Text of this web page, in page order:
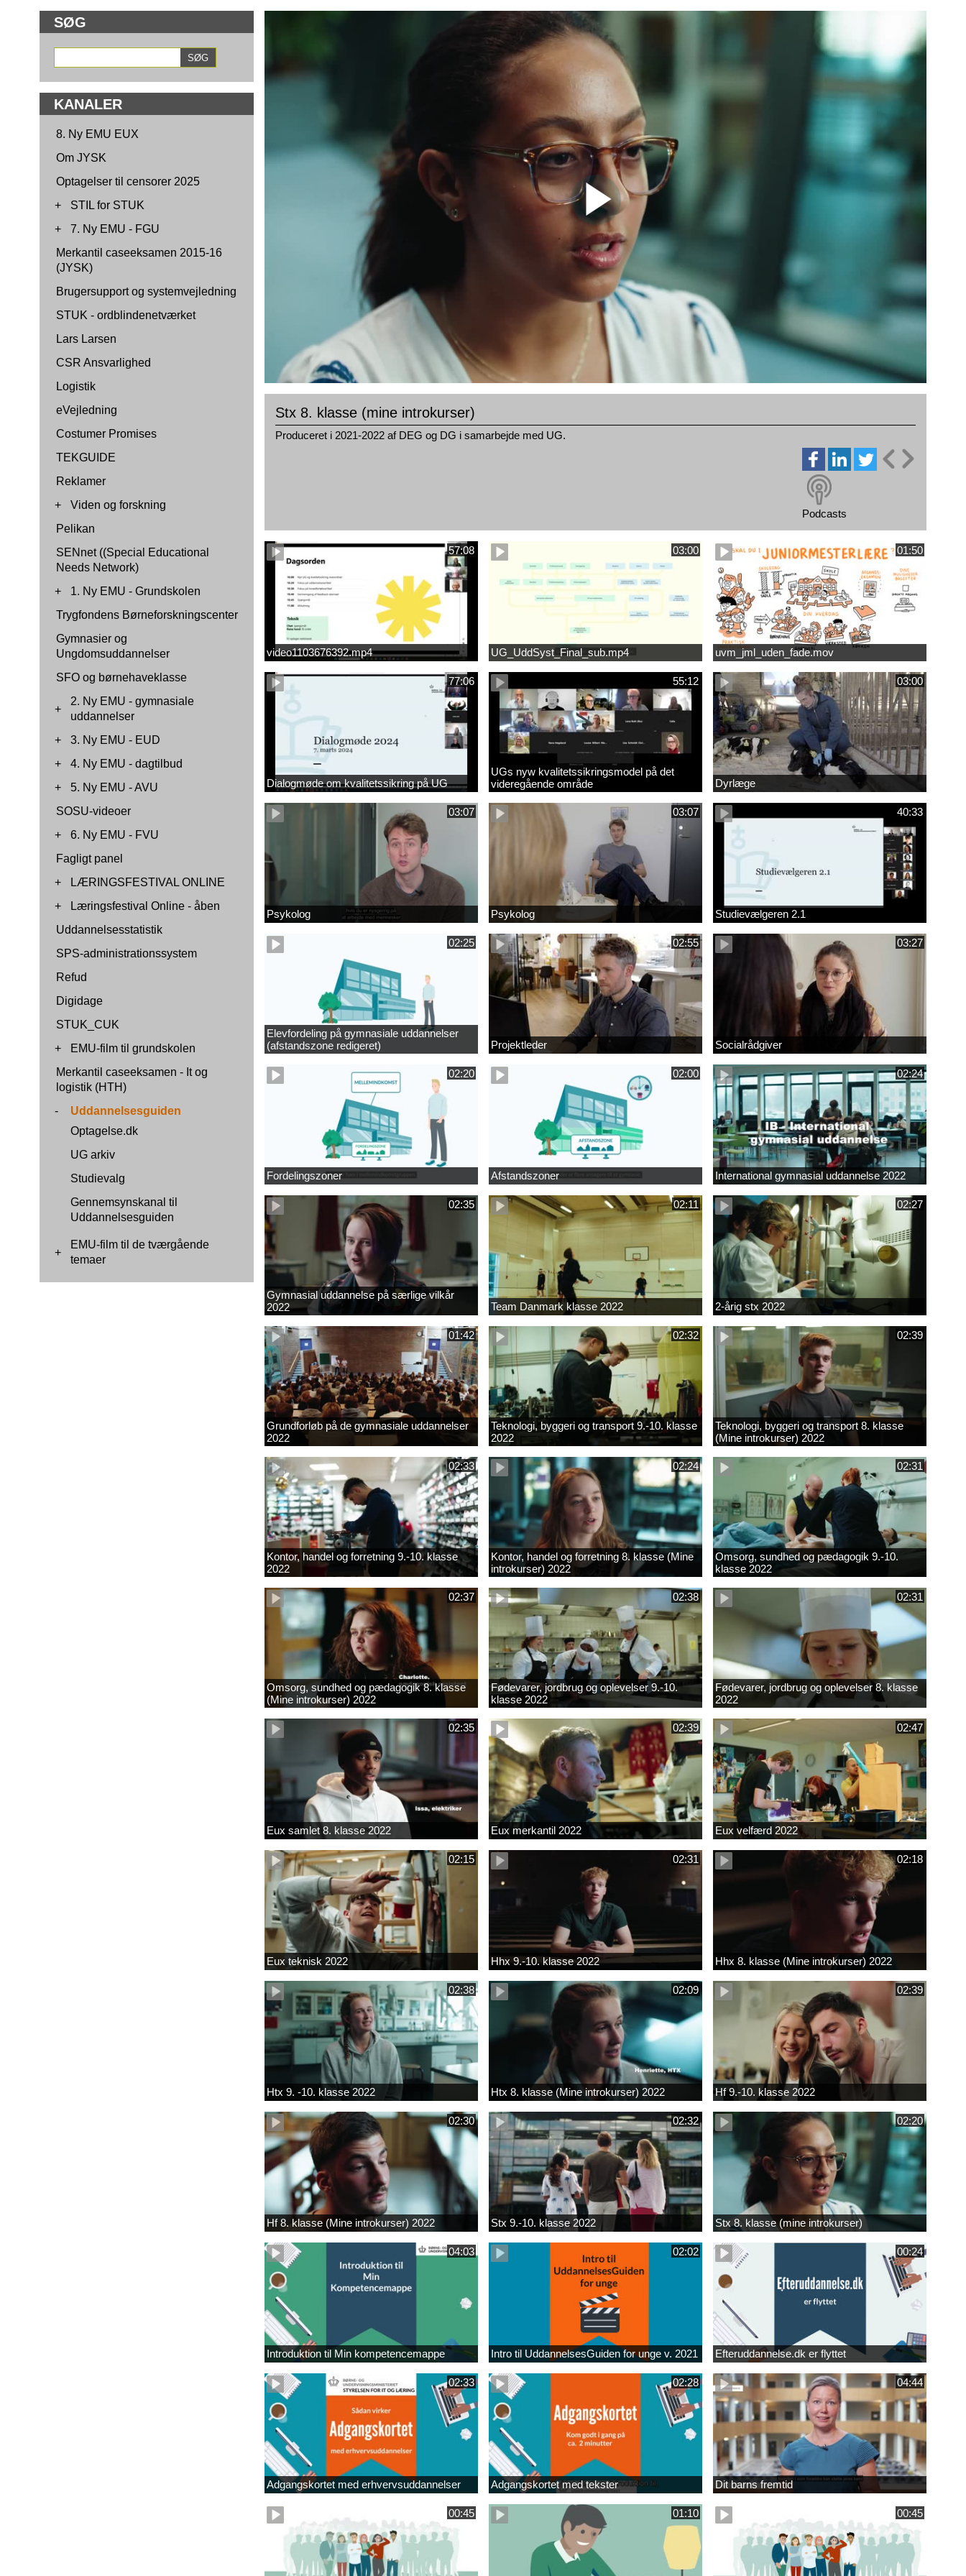
SØG
KANALER
8. Ny EMU EUX
Om JYSK
Optagelser til censorer 2025
+
STIL for STUK
+
7. Ny EMU - FGU
Merkantil caseeksamen 2015-16
(JYSK)
Brugersupport og systemvejledning
STUK - ordblindenetværket
Lars Larsen
CSR Ansvarlighed
Logistik
eVejledning
Costumer Promises
TEKGUIDE
Reklamer
+
Viden og forskning
Pelikan
SENnet ((Special Educational
Needs Network)
+
1. Ny EMU - Grundskolen
Trygfondens Børneforskningscenter
Gymnasier og
Ungdomsuddannelser
SFO og børnehaveklasse
+
2. Ny EMU - gymnasiale
uddannelser
+
3. Ny EMU - EUD
+
4. Ny EMU - dagtilbud
+
5. Ny EMU - AVU
SOSU-videoer
+
6. Ny EMU - FVU
Fagligt panel
+
LÆRINGSFESTIVAL ONLINE
+
Læringsfestival Online - åben
Uddannelsesstatistik
SPS-administrationssystem
Refud
Digidage
STUK_CUK
+
EMU-film til grundskolen
Merkantil caseeksamen - It og
logistik (HTH)
-
Uddannelsesguiden
Optagelse.dk
UG arkiv
Studievalg
Gennemsynskanal til
Uddannelsesguiden
+
EMU-film til de tværgående
temaer
Stx 8. klasse (mine introkurser)
Produceret i 2021-2022 af DEG og DG i samarbejde med UG.
Podcasts
57:08
video1103676392.mp4
03:00
UG_UddSyst_Final_sub.mp4
01:50
uvm_jml_uden_fade.mov
77:06
Dialogmøde om kvalitetssikring på UG
55:12
UGs nyw kvalitetssikringsmodel på det
videregående område
03:00
Dyrlæge
03:07
Psykolog
03:07
Psykolog
40:33
Studievælgeren 2.1
02:25
Elevfordeling på gymnasiale uddannelser
(afstandszone redigeret)
02:55
Projektleder
03:27
Socialrådgiver
02:20
Fordelingszoner
02:00
Afstandszoner
02:24
International gymnasial uddannelse 2022
02:35
Gymnasial uddannelse på særlige vilkår
2022
02:11
Team Danmark klasse 2022
02:27
2-årig stx 2022
01:42
Grundforløb på de gymnasiale uddannelser
2022
02:32
Teknologi, byggeri og transport 9.-10. klasse
2022
02:39
Teknologi, byggeri og transport 8. klasse
(Mine introkurser) 2022
02:33
Kontor, handel og forretning 9.-10. klasse
2022
02:24
Kontor, handel og forretning 8. klasse (Mine
introkurser) 2022
02:31
Omsorg, sundhed og pædagogik 9.-10.
klasse 2022
02:37
Omsorg, sundhed og pædagogik 8. klasse
(Mine introkurser) 2022
02:38
Fødevarer, jordbrug og oplevelser 9.-10.
klasse 2022
02:31
Fødevarer, jordbrug og oplevelser 8. klasse
2022
02:35
Eux samlet 8. klasse 2022
02:39
Eux merkantil 2022
02:47
Eux velfærd 2022
02:15
Eux teknisk 2022
02:31
Hhx 9.-10. klasse 2022
02:18
Hhx 8. klasse (Mine introkurser) 2022
02:38
Htx 9. -10. klasse 2022
02:09
Htx 8. klasse (Mine introkurser) 2022
02:39
Hf 9.-10. klasse 2022
02:30
Hf 8. klasse (Mine introkurser) 2022
02:32
Stx 9.-10. klasse 2022
02:20
Stx 8. klasse (mine introkurser)
04:03
Introduktion til Min kompetencemappe
02:02
Intro til UddannelsesGuiden for unge v. 2021
00:24
Efteruddannelse.dk er flyttet
02:33
Adgangskortet med erhvervsuddannelser
02:28
Adgangskortet med tekster
04:44
Dit barns fremtid
00:45 01:10 00:45